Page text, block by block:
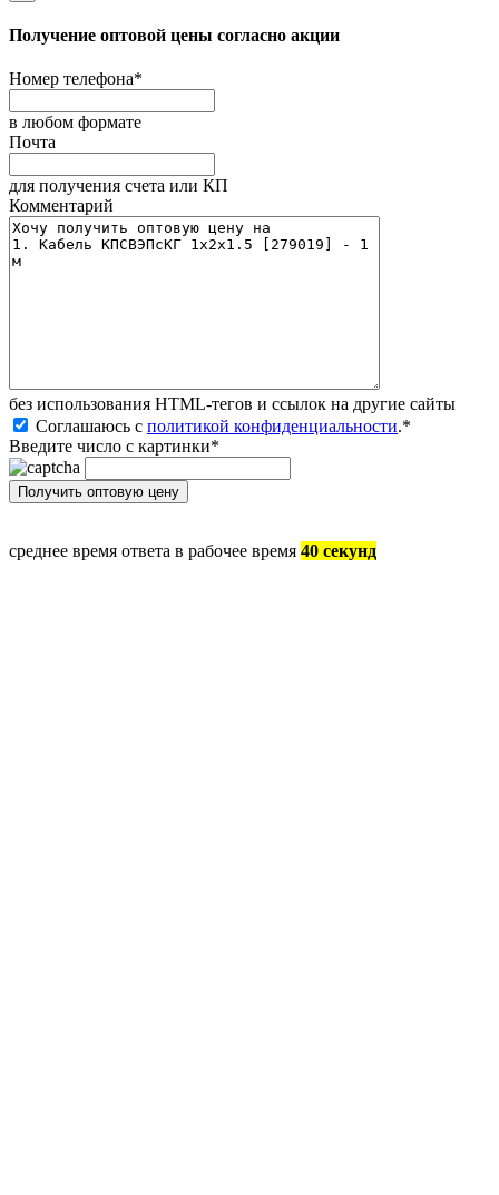
Получение оптовой цены согласно акции
Номер телефона*
в любом формате
Почта
для получения счета или КП
Комментарий
без иcпользования HTML-тегов и ссылок на другие сайты
Соглашаюсь с политикой конфиденциальности.*
Введите число с картинки*
среднее время ответа в рабочее время 40 секунд